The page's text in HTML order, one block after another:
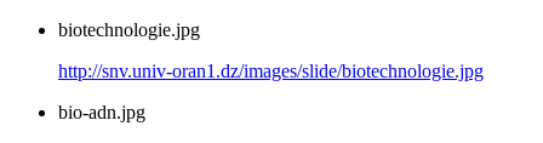
biotechnologie.jpg
http://snv.univ-oran1.dz/images/slide/biotechnologie.jpg
bio-adn.jpg